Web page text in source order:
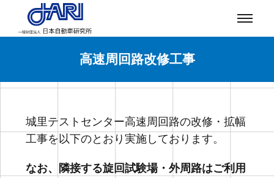
高速周回路改修工事
城里テストセンター高速周回路の改修・拡幅
工事を以下のとおり実施しております。
なお、隣接する旋回試験場・外周路はご利用